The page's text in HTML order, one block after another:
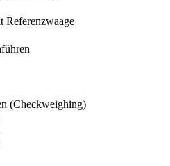
Referenzwaage
(Checkweighing)